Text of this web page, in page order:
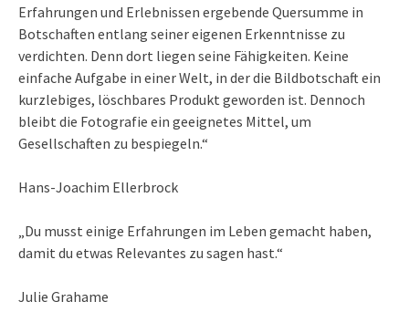
Erfahrungen und Erlebnissen ergebende Quersumme in
Botschaften entlang seiner eigenen Erkenntnisse zu
verdichten. Denn dort liegen seine Fähigkeiten. Keine
einfache Aufgabe in einer Welt, in der die Bildbotschaft ein
kurzlebiges, löschbares Produkt geworden ist. Dennoch
bleibt die Fotografie ein geeignetes Mittel, um
Gesellschaften zu bespiegeln.“
Hans-Joachim Ellerbrock
„Du musst einige Erfahrungen im Leben gemacht haben,
damit du etwas Relevantes zu sagen hast.“
Julie Grahame